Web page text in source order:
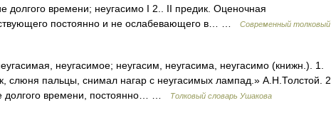
долгого времени; неугасимо I 2.. II предик. Оценочная
постоянно и не ослабевающего в… …
Современный толковый
неугасимое; неугасим, неугасима, неугасимо (книжн.). 1.
слюня пальцы, снимал нагар с неугасимых лампад.» А.Н.Толстой. 2.
долгого времени, постоянно… …
Толковый словарь Ушакова